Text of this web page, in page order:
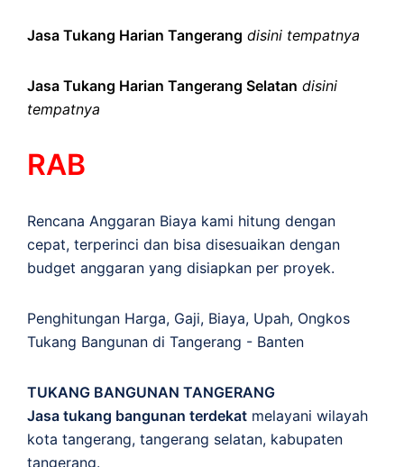
Jasa Tukang Harian Tangerang disini tempatnya
Jasa Tukang Harian Tangerang Selatan disini
tempatnya
RAB
Rencana Anggaran Biaya kami hitung dengan
cepat, terperinci dan bisa disesuaikan dengan
budget anggaran yang disiapkan per proyek.
Penghitungan Harga, Gaji, Biaya, Upah, Ongkos
Tukang Bangunan di Tangerang - Banten
TUKANG BANGUNAN TANGERANG
Jasa tukang bangunan terdekat melayani wilayah
kota tangerang, tangerang selatan, kabupaten
tangerang.